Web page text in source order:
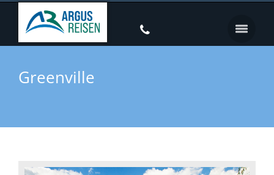
Greenville